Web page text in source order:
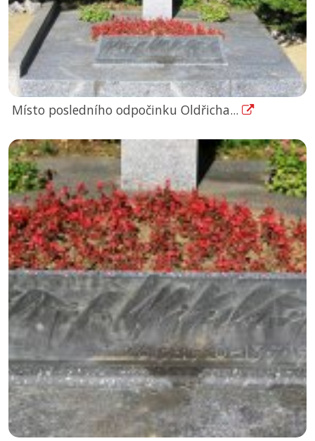
Místo posledního odpočinku Oldřicha...